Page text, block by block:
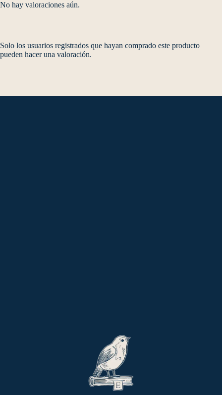
No hay valoraciones aún.
Solo los usuarios registrados que hayan comprado este producto
pueden hacer una valoración.